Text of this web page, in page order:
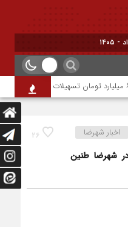
26 اخبار شهرضا
شهرضا طنین